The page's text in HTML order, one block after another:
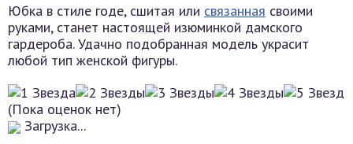
Юбка в стиле годе, сшитая или связанная своими
руками, станет настоящей изюминкой дамского
гардероба. Удачно подобранная модель украсит
любой тип женской фигуры.
(Пока оценок нет)
Загрузка...